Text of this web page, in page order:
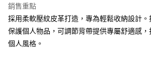
成交易。
3.實際核准額度、可分期數及費用金額請依後續交
4.訂單成立30分鐘內，如未前往確認交易或遇審核
消。如遇「轉專審核」未通過狀況，表示未達大哥
法說明評估內容。
【關於「AFTEE先享後付」】
便利好安心！
１．簡單：不需註冊會員、不需綁卡、不需儲值。
２．便利：只要手機號碼，簡訊認證，即可結帳。
３．安心：先確認商品／服務後，再付款。
ATM付款
運送方式
銷售重點
採用柔軟壓紋皮革打造，專為輕鬆收納設計
保護個人物品，可調節背帶提供專屬舒適感
個人風格。